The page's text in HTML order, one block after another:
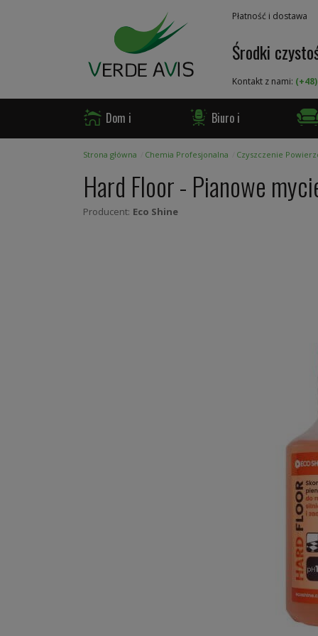
Płatność i dostawa
Środki
Kontakt z nami:
Dom i
Ogród
Biuro i
Firma
Strona główna Chemia Profesjonalna Czyszczenie
Hard Floor - Pianowe
Producent: Eco Shine